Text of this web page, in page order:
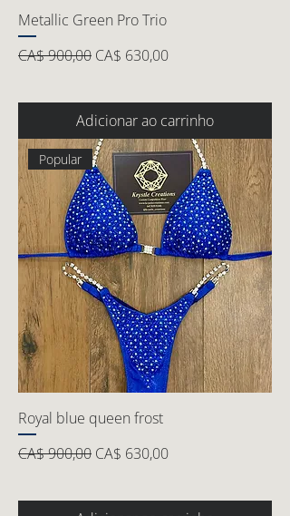
Metallic Green Pro Trio
Preço normal
CA$ 900,00 Preço promocional
CA$ 630,00
Adicionar ao carrinho
Popular
Royal blue queen frost
Preço normal
CA$ 900,00 Preço promocional
CA$ 630,00